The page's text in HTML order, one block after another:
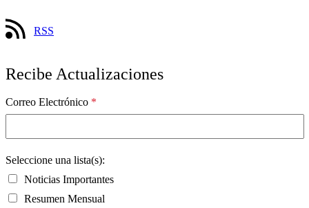
RSS
Recibe Actualizaciones
Correo Electrónico *
Seleccione una lista(s):
Noticias Importantes
Resumen Mensual